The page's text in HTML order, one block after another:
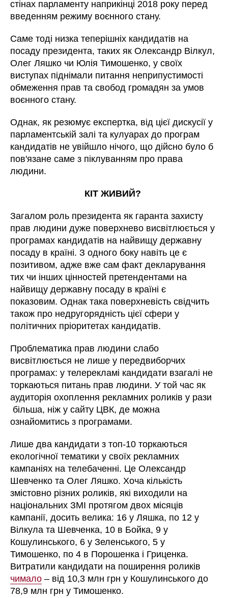
стінах парламенту наприкінці 2018 року перед
введенням режиму воєнного стану.
Саме тоді низка теперішніх кандидатів на
посаду президента, таких як Олександр Вілкул,
Олег Ляшко чи Юлія Тимошенко, у своїх
виступах піднімали питання неприпустимості
обмеження прав та свобод громадян за умов
воєнного стану.
Однак, як резюмує експертка, від цієї дискусії у
парламентській залі та кулуарах до програм
кандидатів не увійшло нічого, що дійсно було б
пов'язане саме з піклуванням про права
людини.
КІТ ЖИВИЙ?
Загалом роль президента як гаранта захисту
прав людини дуже поверхнево висвітлюється у
програмах кандидатів на найвищу державну
посаду в країні. З одного боку навіть це є
позитивом, адже вже сам факт декларування
тих чи інших цінностей претендентами на
найвищу державну посаду в країні є
показовим. Однак така поверхневість свідчить
також про недругорядність цієї сфери у
політичних пріоритетах кандидатів.
Проблематика прав людини слабо
висвітлюється не лише у передвиборчих
програмах: у телерекламі кандидати взагалі не
торкаються питань прав людини. У той час як
аудиторія охоплення рекламних роликів у рази
більша, ніж у сайту ЦВК, де можна
ознайомитись з програмами.
Лише два кандидати з топ-10 торкаються
екологічної тематики у своїх рекламних
кампаніях на телебаченні. Це Олександр
Шевченко та Олег Ляшко. Хоча кількість
змістовно різних роликів, які виходили на
національних ЗМІ протягом двох місяців
кампанії, досить велика: 16 у Ляшка, по 12 у
Вілкула та Шевченка, 10 в Бойка, 9 у
Кошулинського, 6 у Зеленського, 5 у
Тимошенко, по 4 в Порошенка і Гриценка.
Витратили кандидати на поширення роликів
чимало – від 10,3 млн грн у Кошулинського до
78,9 млн грн у Тимошенко.